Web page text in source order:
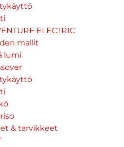
ELECTRIC
mallit
lumi
& tarvikkeet